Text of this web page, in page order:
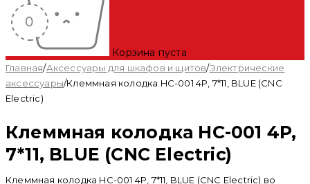
Корзина пуста
Главная/Аксессуары для шкафов и щитов/Электрические
аксессуары/Клеммная колодка HC-001 4P, 7*11, BLUE (CNC
Electric)
Клеммная колодка HC-001 4P,
7*11, BLUE (CNC Electric)
Клеммная колодка HC-001 4P, 7*11, BLUE (CNC Electric) во